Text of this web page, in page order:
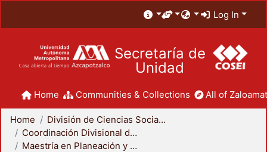
Log In
Secretaría de
Unidad
Home Communities & Collections All of
Home
División de Ciencias Sociales y Humanidades
Coordinación Divisional de Posgrado
Maestría en Planeación y Políticas Metropolitanas